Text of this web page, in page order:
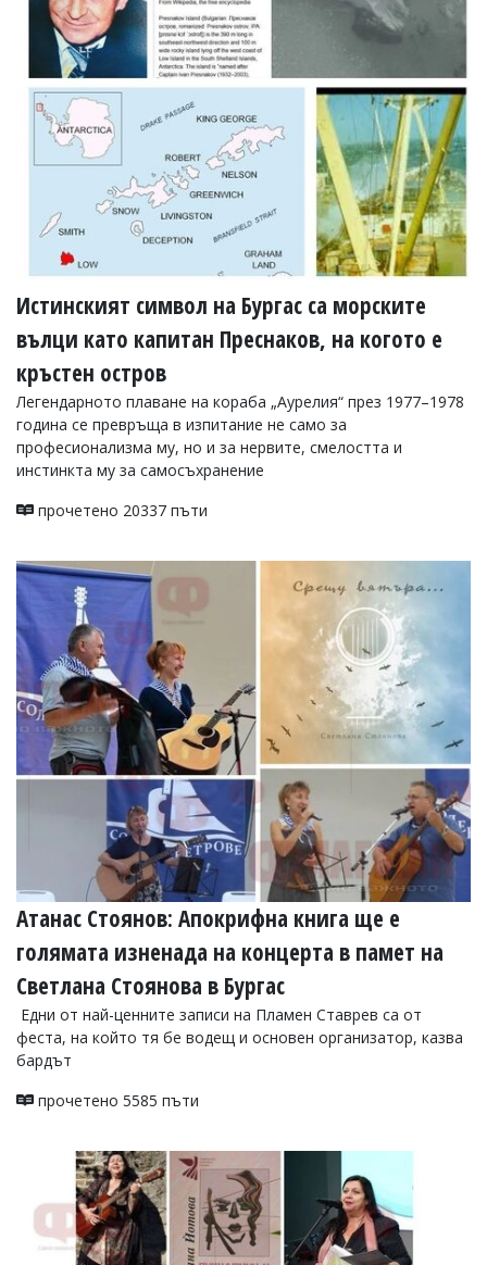
Истинският символ на Бургас са морските
вълци като капитан Преснаков, на когото е
кръстен остров
Легендарното плаване на кораба „Аурелия“ през 1977–1978
година се превръща в изпитание не само за
професионализма му, но и за нервите, смелостта и
инстинкта му за самосъхранение
прочетено 20337 пъти
Атанас Стоянов: Апокрифна книга ще е
голямата изненада на концерта в памет на
Светлана Стоянова в Бургас
Едни от най-ценните записи на Пламен Ставрев са от
феста, на който тя бе водещ и основен организатор, казва
бардът
прочетено 5585 пъти